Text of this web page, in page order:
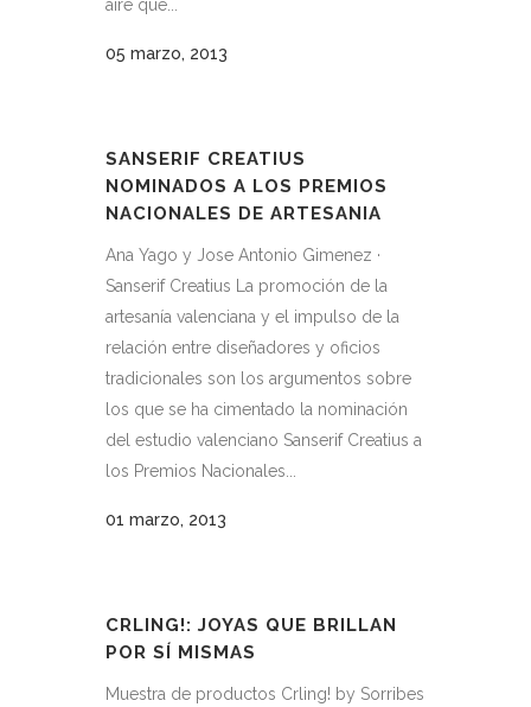
aire que...
05 marzo, 2013
SANSERIF CREATIUS
NOMINADOS A LOS PREMIOS
NACIONALES DE ARTESANIA
Ana Yago y Jose Antonio Gimenez ·
Sanserif Creatius La promoción de la
artesanía valenciana y el impulso de la
relación entre diseñadores y oficios
tradicionales son los argumentos sobre
los que se ha cimentado la nominación
del estudio valenciano Sanserif Creatius a
los Premios Nacionales...
01 marzo, 2013
CRLING!: JOYAS QUE BRILLAN
POR SÍ MISMAS
Muestra de productos Crling! by Sorribes